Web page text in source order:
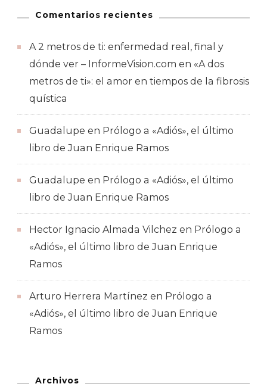
Comentarios recientes
A 2 metros de ti: enfermedad real, final y
dónde ver – InformeVision.com en «A dos
metros de ti»: el amor en tiempos de la fibrosis
quística
Guadalupe en Prólogo a «Adiós», el último
libro de Juan Enrique Ramos
Guadalupe en Prólogo a «Adiós», el último
libro de Juan Enrique Ramos
Hector Ignacio Almada Vilchez en Prólogo a
«Adiós», el último libro de Juan Enrique
Ramos
Arturo Herrera Martínez en Prólogo a
«Adiós», el último libro de Juan Enrique
Ramos
Archivos